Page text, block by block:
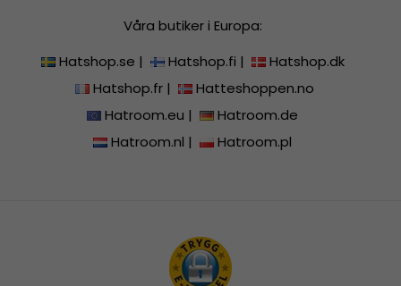
Våra butiker i Europa:
Hatshop.se | Hatshop.fi |
Hatshop.dk
Hatshop.fr|
Hatteshoppen.no
Hatroom.eu |
Hatroom.de
Hatroom.nl | Hatroom.pl